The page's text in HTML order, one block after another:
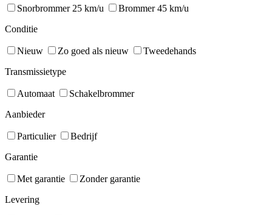
Snorbrommer 25 km/u
Brommer 45 km/u
Conditie
Nieuw Zo goed als nieuw
Tweedehands
Transmissietype
Automaat
Schakelbrommer
Aanbieder
Particulier
Bedrijf
Garantie
Met garantie
Zonder garantie
Levering